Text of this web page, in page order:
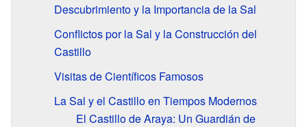
Descubrimiento y la Importancia de la Sal
Conflictos por la Sal y la Construcción del
Castillo
Visitas de Científicos Famosos
La Sal y el Castillo en Tiempos Modernos
El Castillo de Araya: Un Guardián de